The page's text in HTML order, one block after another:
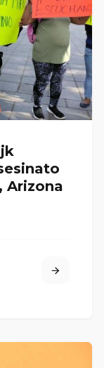
Arizona